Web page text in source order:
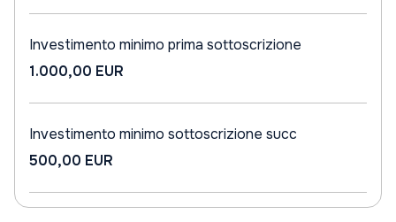
Investimento minimo prima sottoscrizione
1.000,00 EUR
Investimento minimo sottoscrizione succ
500,00 EUR